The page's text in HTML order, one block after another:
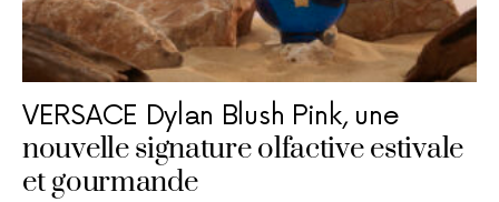
VERSACE Dylan Blush Pink, une
nouvelle signature olfactive estivale
et gourmande